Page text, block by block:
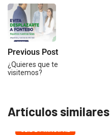
Previous Post
¿Quieres que te
visitemos?
Artículos similares
SLIDE PRINCIPAL